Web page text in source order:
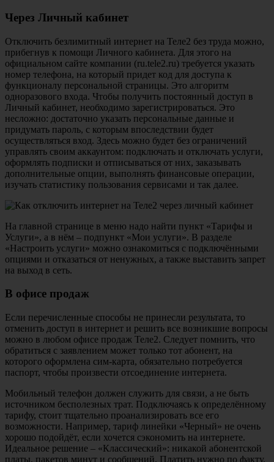
Через Личный кабинет
Отключить безлимитный интернет на Теле2 без труда можно,
прибегнув к помощи Личного кабинета. Для этого на
официальном сайте компании (ru.tele2.ru) требуется указать
номер телефона, на который придет код для доступа к
функционалу персональной страницы. Это алгоритм
одноразового входа. Чтобы получить постоянный доступ в
Личный кабинет, необходимо зарегистрироваться. Это
несложно: достаточно указать персональные данные и
придумать пароль, с которым впоследствии будет
осуществляться вход. Здесь можно будет без ограничений
управлять своим аккаунтом: подключать и отключать услуги,
оформлять подписки и отписываться от них, заказывать
дополнительные опции, выполнять финансовые операции,
изучать статистику пользования сервисами и так далее.
На главной странице в меню надо найти пункт «Тарифы и
Услуги», а в нём – подпункт «Мои услуги». В разделе
«Настроить услуги» можно ознакомиться с подключёнными
опциями и отказаться от ненужных, а также выставить запрет
на выход в сеть.
В офисе продаж
Если перечисленные способы не принесли результата, то
отменить доступ в интернет и решить все возникшие вопросы
можно в любом офисе продаж Теле2. Следует помнить, что
обратиться с заявлением может только тот абонент, на
которого оформлена сим-карта, обязательно потребуется
паспорт, чтобы произвести отсоединение интернета.
Мобильный телефон должен служить для связи, а не быть
источником бесполезных трат. Подключаясь к определённому
тарифу, стоит тщательно проанализировать все его
возможности. Например, тариф линейки «Черный» не очень
хорошо подойдёт, если хочется сэкономить на интернете.
Идеальное решение – «Классический»: никакой абонентской
платы, пакетов минут и сообщений. Платить нужно по факту.